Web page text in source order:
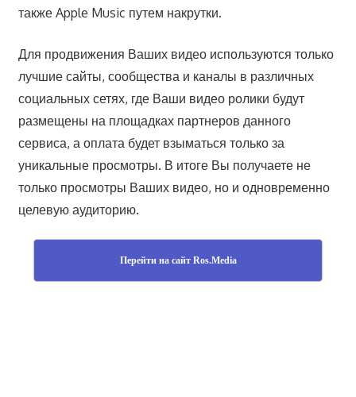
также Apple Music путем накрутки.
Для продвижения Ваших видео используются только
лучшие сайты, сообщества и каналы в различных
социальных сетях, где Ваши видео ролики будут
размещены на площадках партнеров данного
сервиса, а оплата будет взыматься только за
уникальные просмотры. В итоге Вы получаете не
только просмотры Ваших видео, но и одновременно
целевую аудиторию.
Перейти на сайт Ros.Media